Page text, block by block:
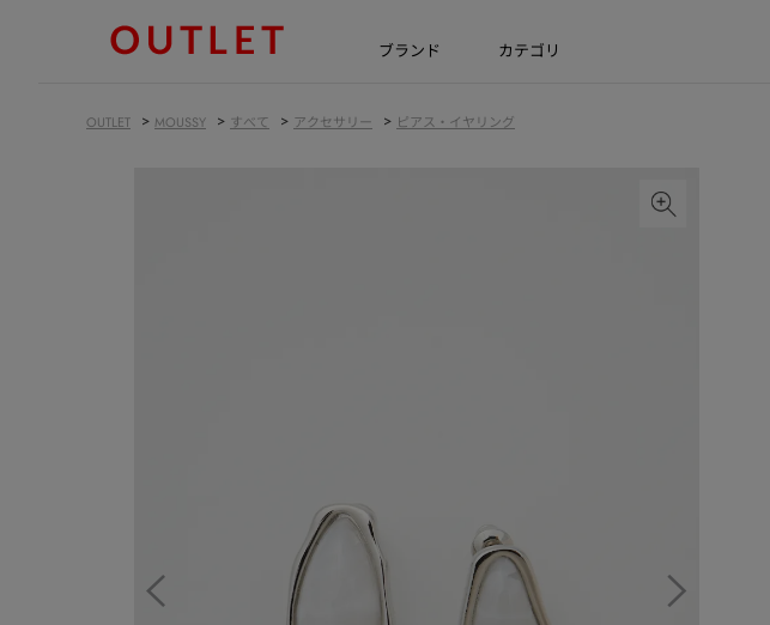
ブランド カテゴリ
OUTLET > MOUSSY > すべて > アクセサリー > ピアス・イヤリング